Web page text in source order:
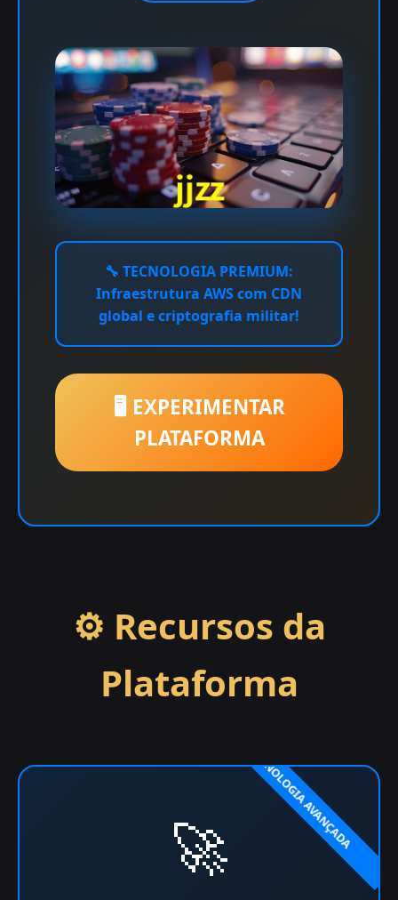
🔧 TECNOLOGIA PREMIUM:
Infraestrutura AWS com CDN
global e criptografia militar!
🖥️ EXPERIMENTAR
PLATAFORMA
⚙️ Recursos da
Plataforma
🚀